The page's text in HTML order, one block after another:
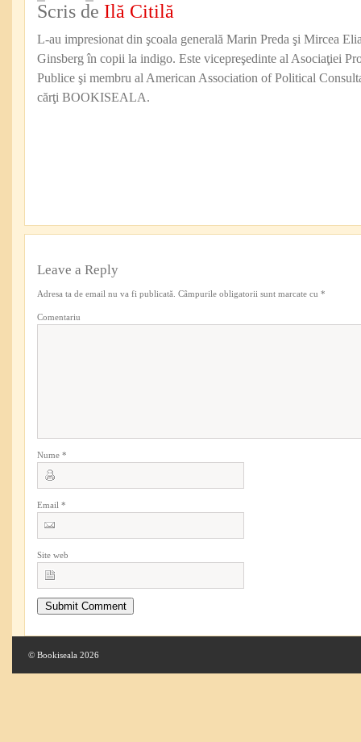
Scris de Ilă Citilă
L-au impresionat din şcoala generală Marin Preda şi Mircea
Ginsberg în copii la indigo. Este vicepreşedinte al Asociaţiei
Publice şi membru al American Association of Political
cărţi BOOKISEALA.
Leave a Reply
Adresa ta de email nu va fi publicată. Câmpurile obligatorii sunt marcate cu *
Comentariu
Nume *
Email *
Site web
© Bookiseala 2026